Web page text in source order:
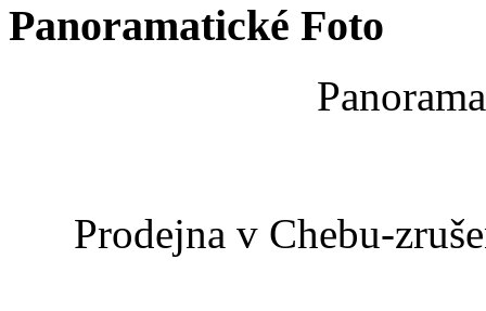
Panoramatické Foto
Prodejna v Chebu-